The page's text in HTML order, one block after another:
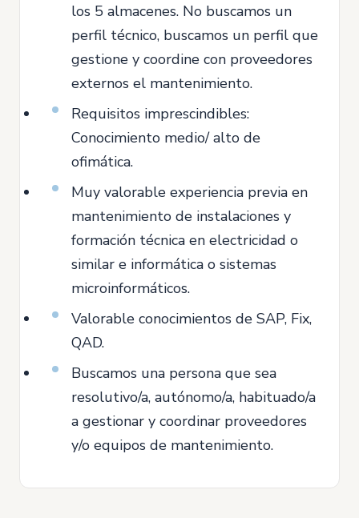
los 5 almacenes. No buscamos un
perfil técnico, buscamos un perfil que
gestione y coordine con proveedores
externos el mantenimiento.
Requisitos imprescindibles:
Conocimiento medio/ alto de
ofimática.
Muy valorable experiencia previa en
mantenimiento de instalaciones y
formación técnica en electricidad o
similar e informática o sistemas
microinformáticos.
Valorable conocimientos de SAP, Fix,
QAD.
Buscamos una persona que sea
resolutivo/a, autónomo/a, habituado/a
a gestionar y coordinar proveedores
y/o equipos de mantenimiento.